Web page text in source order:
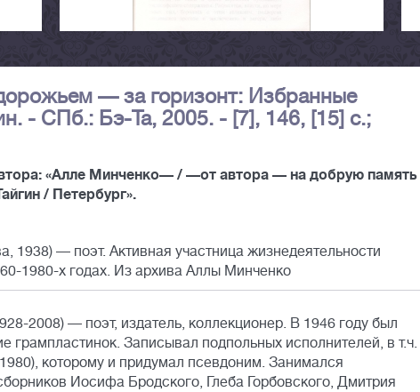
— за горизонт: Избранные
- СПб.: Бэ-Та, 2005. - [7], 146, [15] с.;
«Алле Минченко— / —от автора — на добрую
/ Петербург».
1938) — поэт. Активная участница жизнедеятельности
1980-х годах. Из архива Аллы Минченко
2008) — поэт, издатель, коллекционер. В 1946 году был
грампластинок. Записывал подпольных исполнителей, в т.ч.
которому и придумал псевдоним. Занимался
Иосифа Бродского, Глеба Горбовского, Дмитрия